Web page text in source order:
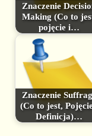
Znaczenie
Making (Co to
pojęcie i…
Znaczenie
(Co to jest,
Definicja)…